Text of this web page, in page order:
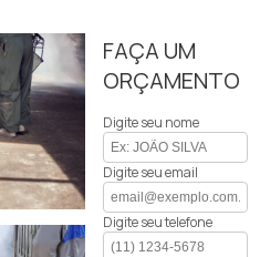
FAÇA UM
ORÇAMENTO
Digite seu nome
Digite seu email
Digite seu telefone